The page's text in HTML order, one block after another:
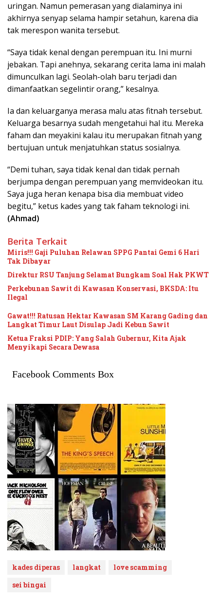
uringan. Namun pemerasan yang dialaminya ini
akhirnya senyap selama hampir setahun, karena dia
tak merespon wanita tersebut.
“Saya tidak kenal dengan perempuan itu. Ini murni
jebakan. Tapi anehnya, sekarang cerita lama ini malah
dimunculkan lagi. Seolah-olah baru terjadi dan
dimanfaatkan segelintir orang,” kesalnya.
Ia dan keluarganya merasa malu atas fitnah tersebut.
Keluarga besarnya sudah mengetahui hal itu. Mereka
faham dan meyakini kalau itu merupakan fitnah yang
bertujuan untuk menjatuhkan status sosialnya.
“Demi tuhan, saya tidak kenal dan tidak pernah
berjumpa dengan perempuan yang memvideokan itu.
Saya juga heran kenapa bisa dia membuat video
begitu,” ketus kades yang tak faham teknologi ini.
(Ahmad)
Berita Terkait
Miris!!! Gaji Puluhan Relawan SPPG Pantai Gemi 6 Hari
Tak Dibayar
Direktur RSU Tanjung Selamat Bungkam Soal Hak PKWT
Perkebunan Sawit di Kawasan Konservasi, BKSDA: Itu
Ilegal
Gawat!!! Ratusan Hektar Kawasan SM Karang Gading dan
Langkat Timur Laut Disulap Jadi Kebun Sawit
Ketua Fraksi PDIP: Yang Salah Gubernur, Kita Ajak
Menyikapi Secara Dewasa
Facebook Comments Box
kades diperas langkat
love scamming
sei bingai